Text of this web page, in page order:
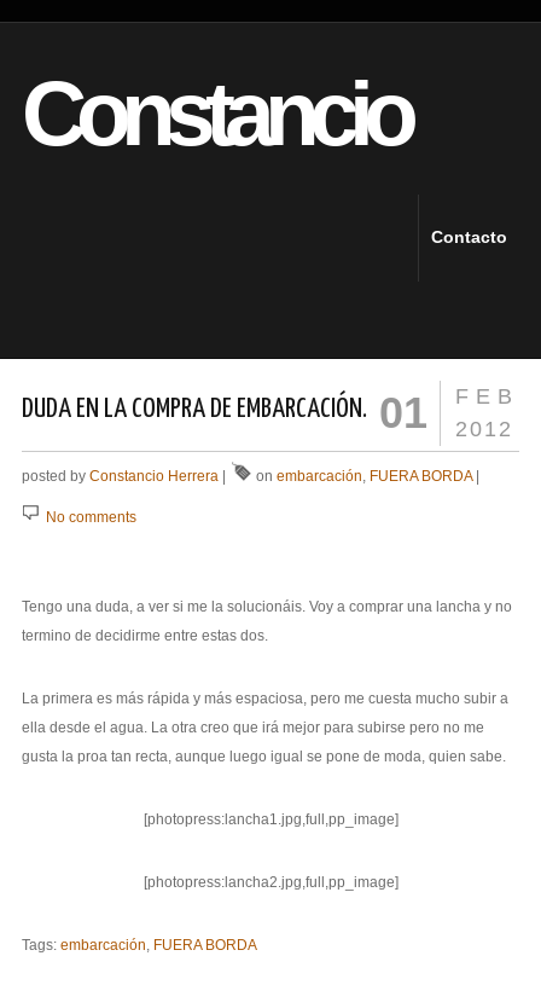
Constancio
Contacto
DUDA EN LA COMPRA DE EMBARCACIÓN.
FEB
2012
01
posted by Constancio Herrera | on embarcación FUERA BORDA|
No comments
Tengo una duda, a ver si me la solucionáis. Voy a comprar una lancha y no
termino de decidirme entre estas dos.
La primera es más rápida y más espaciosa, pero me cuesta mucho subir a
ella desde el agua. La otra creo que irá mejor para subirse pero no me
gusta la proa tan recta, aunque luego igual se pone de moda, quien sabe.
[photopress:lancha1.jpg,full,pp_image]
[photopress:lancha2.jpg,full,pp_image]
Tags: embarcación FUERA BORDA